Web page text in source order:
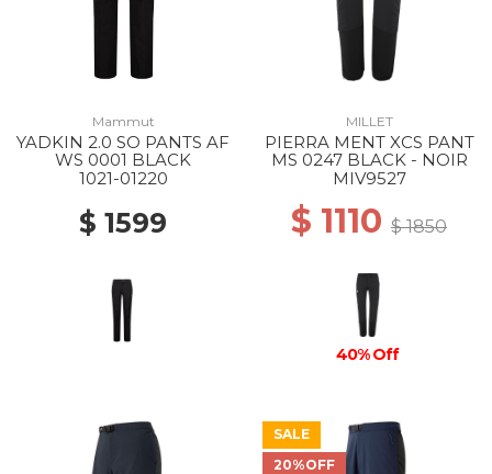
Mammut
YADKIN 2.0 SO PANTS AF
WS 0001 BLACK
1021-01220
$ 1599
MILLET
PIERRA MENT XCS PANT
MS 0247 BLACK - NOIR
MIV9527
$ 1110 $ 1850
40% Off
SALE
20%OFF